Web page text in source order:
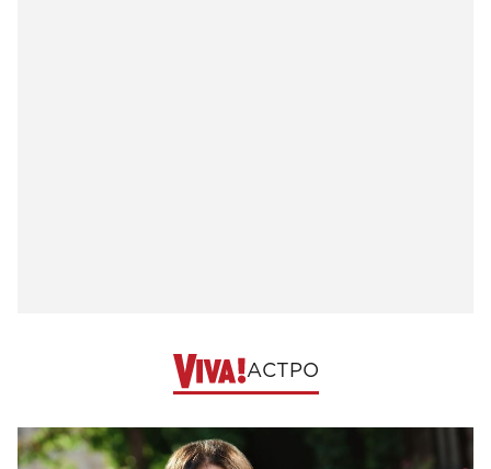
АСТРО